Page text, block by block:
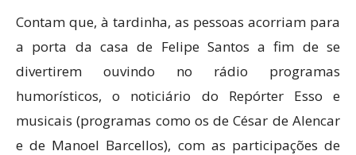
Contam que, à tardinha, as pessoas acorriam para
a porta da casa de Felipe Santos a fim de se
divertirem ouvindo no rádio programas
humorísticos, o noticiário do Repórter Esso e
musicais (programas como os de César de Alencar
e de Manoel Barcellos), com as participações de